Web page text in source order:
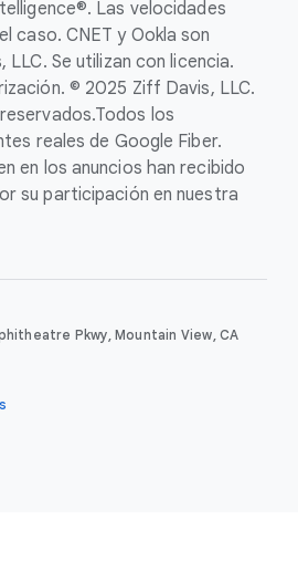
Las velocidades
caso. CNET y Ookla son
Se utilizan con licencia.
© 2025 Ziff Davis, LLC.
Todos los
reales de Google Fiber.
en los anuncios han recibido
su participación en nuestra
Pkwy, Mountain View, CA